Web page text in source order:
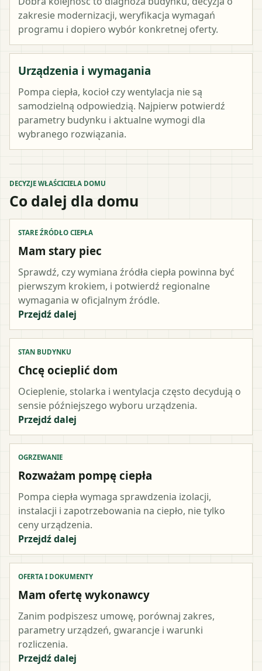
zakresie modernizacji, weryfikacja wymagań
programu i dopiero wybór konkretnej oferty.
Urządzenia i wymagania
Pompa ciepła, kocioł czy wentylacja nie są
samodzielną odpowiedzią. Najpierw potwierdź
parametry budynku i aktualne wymogi dla
wybranego rozwiązania.
DECYZJE WŁAŚCICIELA DOMU
Co dalej dla domu
STARE ŹRÓDŁO CIEPŁA
Mam stary piec
Sprawdź, czy wymiana źródła ciepła powinna być
pierwszym krokiem, i potwierdź regionalne
wymagania w oficjalnym źródle.
Przejdź dalej
STAN BUDYNKU
Chcę ocieplić dom
Ocieplenie, stolarka i wentylacja często decydują o
sensie późniejszego wyboru urządzenia.
Przejdź dalej
OGRZEWANIE
Rozważam pompę ciepła
Pompa ciepła wymaga sprawdzenia izolacji,
instalacji i zapotrzebowania na ciepło, nie tylko
ceny urządzenia.
Przejdź dalej
OFERTA I DOKUMENTY
Mam ofertę wykonawcy
Zanim podpiszesz umowę, porównaj zakres,
parametry urządzeń, gwarancje i warunki
rozliczenia.
Przejdź dalej